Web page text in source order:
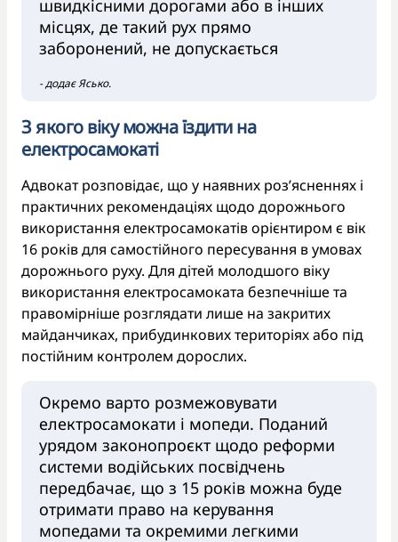
швидкісними дорогами або в інших
місцях, де такий рух прямо
заборонений, не допускається
- додає Ясько.
З якого віку можна їздити на
електросамокаті
Адвокат розповідає, що у наявних роз’ясненнях і
практичних рекомендаціях щодо дорожнього
використання електросамокатів орієнтиром є вік
16 років для самостійного пересування в умовах
дорожнього руху. Для дітей молодшого віку
використання електросамоката безпечніше та
правомірніше розглядати лише на закритих
майданчиках, прибудинкових територіях або під
постійним контролем дорослих.
Окремо варто розмежовувати
електросамокати і мопеди. Поданий
урядом законопроєкт щодо реформи
системи водійських посвідчень
передбачає, що з 15 років можна буде
отримати право на керування
мопедами та окремими легкими